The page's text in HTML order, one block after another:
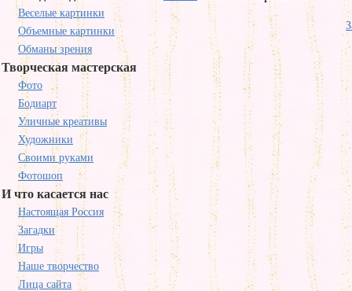
Веселые картинки
Объемные картинки
Обманы зрения
Творческая мастерская
Фото
Бодиарт
Уличные креативы
Художники
Своими руками
Фотошоп
И что касается нас
Настоящая Россия
Загадки
Игры
Наше творчество
Лица сайта